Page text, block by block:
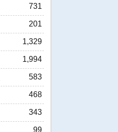
731
201
1,329
1,994
583
468
343
99